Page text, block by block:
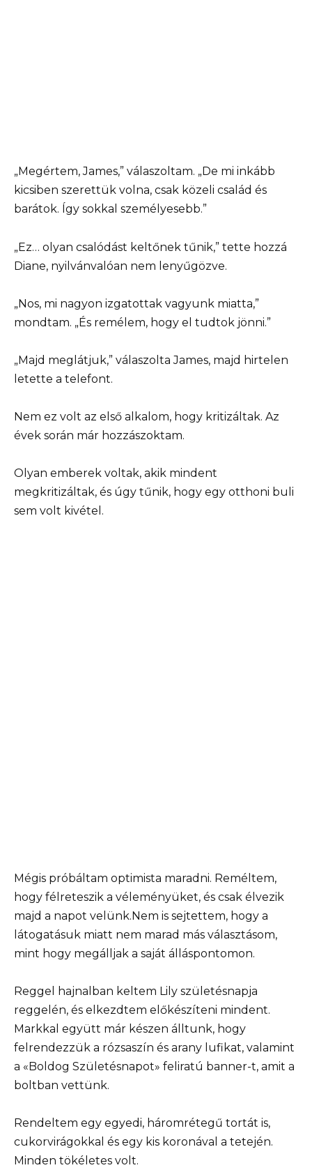
„Megértem, James,” válaszoltam. „De mi inkább
kicsiben szerettük volna, csak közeli család és
barátok. Így sokkal személyesebb.”
„Ez… olyan csalódást keltőnek tűnik,” tette hozzá
Diane, nyilvánvalóan nem lenyűgözve.
„Nos, mi nagyon izgatottak vagyunk miatta,”
mondtam. „És remélem, hogy el tudtok jönni.”
„Majd meglátjuk,” válaszolta James, majd hirtelen
letette a telefont.
Nem ez volt az első alkalom, hogy kritizáltak. Az
évek során már hozzászoktam.
Olyan emberek voltak, akik mindent
megkritizáltak, és úgy tűnik, hogy egy otthoni buli
sem volt kivétel.
Mégis próbáltam optimista maradni. Reméltem,
hogy félreteszik a véleményüket, és csak élvezik
majd a napot velünk.Nem is sejtettem, hogy a
látogatásuk miatt nem marad más választásom,
mint hogy megálljak a saját álláspontomon.
Reggel hajnalban keltem Lily születésnapja
reggelén, és elkezdtem előkészíteni mindent.
Markkal együtt már készen álltunk, hogy
felrendezzük a rózsaszín és arany lufikat, valamint
a «Boldog Születésnapot» feliratú banner-t, amit a
boltban vettünk.
Rendeltem egy egyedi, háromrétegű tortát is,
cukorvirágokkal és egy kis koronával a tetején.
Minden tökéletes volt.